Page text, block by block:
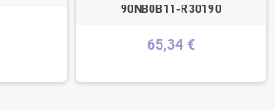
90NB0B11-R30190
65,34 €